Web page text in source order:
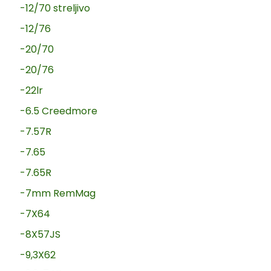
-12/70 streljivo
-12/76
-20/70
-20/76
-22lr
-6.5 Creedmore
-7.57R
-7.65
-7.65R
-7mm RemMag
-7X64
-8X57JS
-9,3X62